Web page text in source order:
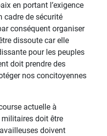
en portant l’exigence
cadre de sécurité
conséquent organiser
dissoute car elle
pour les peuples
doit prendre des
nos concitoyennes
actuelle à
doit être
doivent